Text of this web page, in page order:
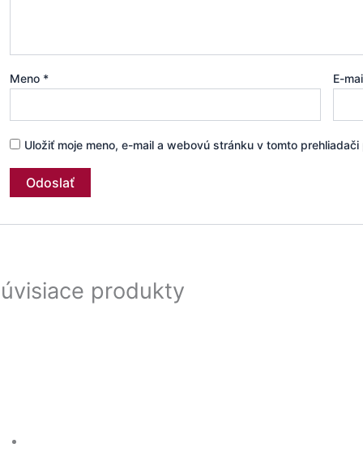
Meno * E-
Uložiť moje meno, e-mail a webovú stránku v tomto
produkty